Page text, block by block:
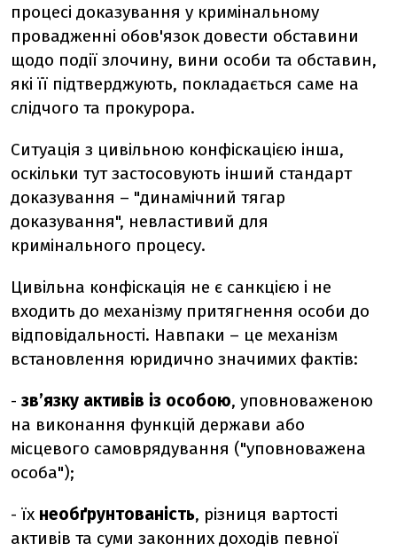
процесі доказування у кримінальному
провадженні обов'язок довести обставини
щодо події злочину, вини особи та обставин,
які її підтверджують, покладається саме на
слідчого та прокурора.
Ситуація з цивільною конфіскацією інша,
оскільки тут застосовують інший стандарт
доказування – "динамічний тягар
доказування", невластивий для
кримінального процесу.
Цивільна конфіскація не є санкцією і не
входить до механізму притягнення особи до
відповідальності. Навпаки – це механізм
встановлення юридично значимих фактів:
- зв’язку активів із особою, уповноваженою
на виконання функцій держави або
місцевого самоврядування ("уповноважена
особа");
- їх необґрунтованість, різниця вартості
активів та суми законних доходів певної